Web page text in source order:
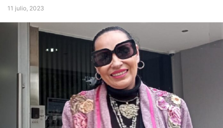
11 julio, 2023